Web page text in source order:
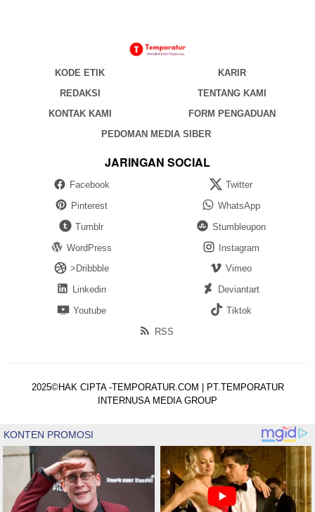
KODE ETIK
KARIR
REDAKSI
TENTANG KAMI
KONTAK KAMI
FORM PENGADUAN
PEDOMAN MEDIA SIBER
JARINGAN SOCIAL
Facebook
Twitter
Pinterest
WhatsApp
Tumblr
Stumbleupon
WordPress
Instagram
>Dribbble
Vimeo
Linkedin
Deviantart
Youtube
Tiktok
RSS
2025©HAK CIPTA -TEMPORATUR.COM | PT.TEMPORATUR
INTERNUSA MEDIA GROUP